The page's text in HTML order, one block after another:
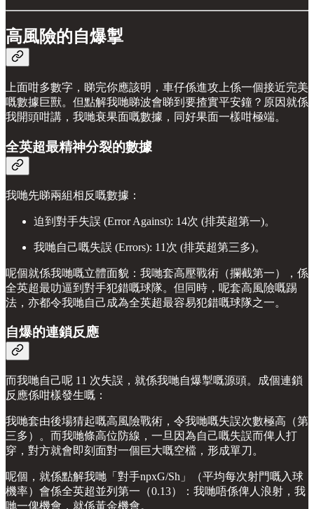
高風險的自爆掣
上面咁多數字，睇完你應該明，車仔係進攻上係一個接近完美
嘅數據巨獸。但點解我哋睇波會睇到要揸實平安鐘？原因就係
我開頭咁講，我哋衰果面嘅數據，同好果面一樣咁極端。
全英超最精神分裂的數據
我哋先睇兩組相反嘅數據：
迫到對手失誤 (Error Against): 14次 (排英超第一)。
我哋自己嘅失誤 (Errors): 11次 (排英超第三多)。
呢個就係我哋嘅立體面貌：我哋套高壓戰術（攔截第一），係
全英超最叻逼到對手犯錯嘅球隊。但同時，呢套高風險嘅踢
法，亦都令我哋自己成為全英超最容易犯錯嘅球隊之一。
自爆的連鎖反應
而我哋自己呢 11 次失誤，就係我哋自爆掣嘅源頭。成個連鎖
反應係咁樣發生嘅：
我哋套由後場猜起嘅高風險戰術，令我哋嘅失誤次數極高（第
三多）。而我哋條高位防線，一旦因為自己嘅失誤而俾人打
穿，對方就會即刻面對一個巨大嘅空檔，形成單刀。
呢個，就係點解我哋「對手npxG/Sh」（平均每次射門嘅入球
機率）會係全英超並列第一（0.13）：我哋唔係俾人浪射，我
哋一俾機會，就係黃金機會。